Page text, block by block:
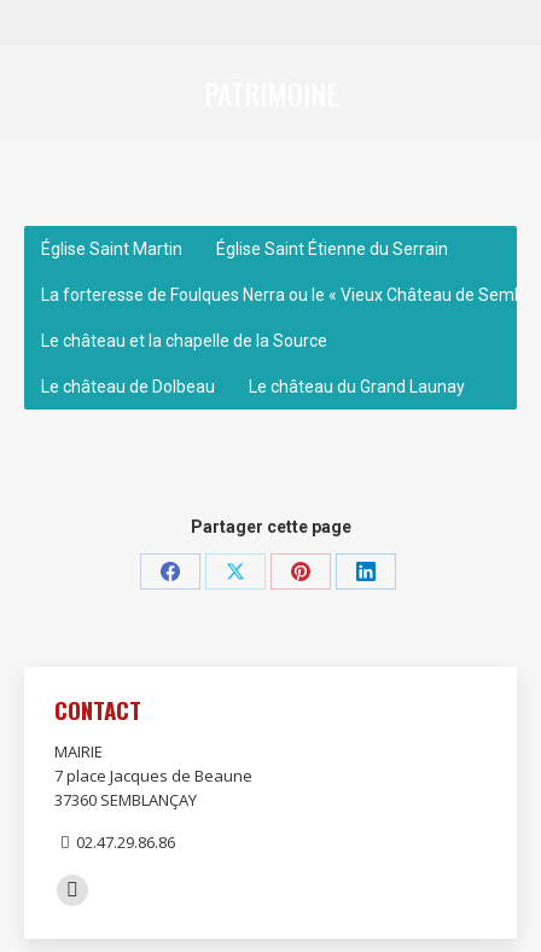
Église Saint Martin Église Saint Étienne du Serrain
La forteresse de Foulques Nerra ou le « Vieux Château de
Le château et la chapelle de la Source
Le château de Dolbeau Le château du Grand Launay
Partager cette page
PartagerPartagerPartagerPartager
CONTACT
MAIRIE
7 place Jacques de Beaune
37360 SEMBLANÇAY
02.47.29.86.86
Trouvez nous sur :
Facebook
page